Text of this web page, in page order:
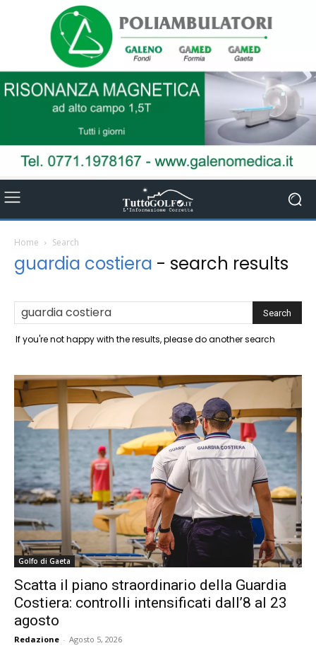
Home Search
guardia costiera - search results
If you're not happy with the results, please do another search
Golfo di Gaeta
Scatta il piano straordinario della Guardia
Costiera: controlli intensificati dall’8 al 23
agosto
Redazione - Agosto 5, 2026